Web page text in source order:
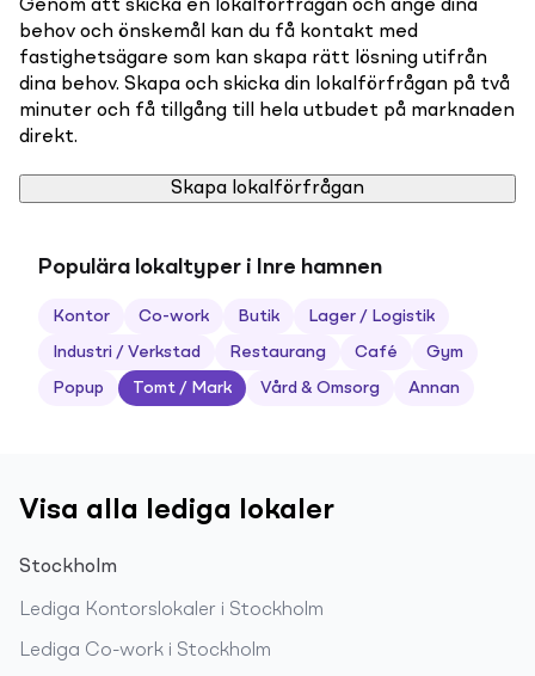
Genom att skicka en lokalförfrågan och ange dina
behov och önskemål kan du få kontakt med
fastighetsägare som kan skapa rätt lösning utifrån
dina behov. Skapa och skicka din lokalförfrågan på två
minuter och få tillgång till hela utbudet på marknaden
direkt.
Skapa lokalförfrågan
Populära lokaltyper i Inre hamnen
Kontor Co-work Butik Lager / Logistik
Industri / Verkstad Restaurang Café Gym
Popup Tomt / Mark Vård & Omsorg Annan
Visa alla lediga lokaler
Stockholm
Lediga Kontorslokaler i Stockholm
Lediga Co-work i Stockholm